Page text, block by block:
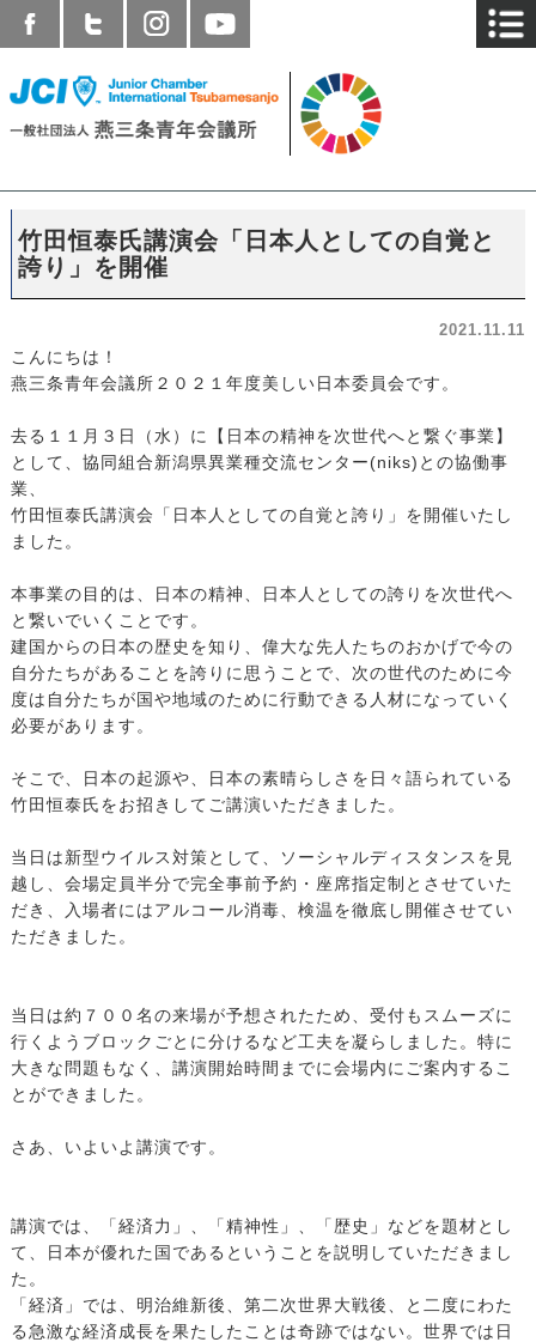
竹田恒泰氏講演会「日本人としての自覚と
誇り」を開催
2021.11.11
こんにちは！
燕三条青年会議所２０２１年度美しい日本委員会です。
去る１１月３日（水）に【日本の精神を次世代へと繋ぐ事業】
として、協同組合新潟県異業種交流センター(niks)との協働事
業、
竹田恒泰氏講演会「日本人としての自覚と誇り」を開催いたし
ました。
本事業の目的は、日本の精神、日本人としての誇りを次世代へ
と繋いでいくことです。
建国からの日本の歴史を知り、偉大な先人たちのおかげで今の
自分たちがあることを誇りに思うことで、次の世代のために今
度は自分たちが国や地域のために行動できる人材になっていく
必要があります。
そこで、日本の起源や、日本の素晴らしさを日々語られている
竹田恒泰氏をお招きしてご講演いただきました。
当日は新型ウイルス対策として、ソーシャルディスタンスを見
越し、会場定員半分で完全事前予約・座席指定制とさせていた
だき、入場者にはアルコール消毒、検温を徹底し開催させてい
ただきました。
当日は約７００名の来場が予想されたため、受付もスムーズに
行くようブロックごとに分けるなど工夫を凝らしました。特に
大きな問題もなく、講演開始時間までに会場内にご案内するこ
とができました。
さあ、いよいよ講演です。
講演では、「経済力」、「精神性」、「歴史」などを題材とし
て、日本が優れた国であるということを説明していただきまし
た。
「経済」では、明治維新後、第二次世界大戦後、と二度にわた
る急激な経済成長を果たしたことは奇跡ではない。世界では日